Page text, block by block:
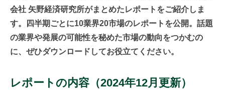
運営会社
会社 矢野経済研究所がまとめたレポートをご紹介しま
す。四半期ごとに10業界20市場のレポートを公開。話題
の業界や発展の可能性を秘めた市場の動向をつかむの
に、ぜひダウンロードしてお役立てください。
レポートの内容（2024年12月更新）